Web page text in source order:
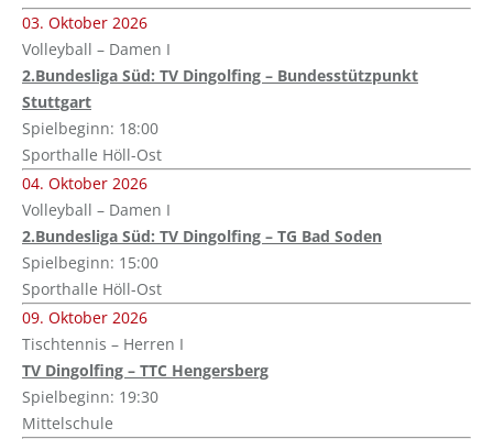
03. Oktober 2026
Volleyball – Damen I
2.Bundesliga Süd: TV Dingolfing – Bundesstützpunkt
Stuttgart
Spielbeginn: 18:00
Sporthalle Höll-Ost
04. Oktober 2026
Volleyball – Damen I
2.Bundesliga Süd: TV Dingolfing – TG Bad Soden
Spielbeginn: 15:00
Sporthalle Höll-Ost
09. Oktober 2026
Tischtennis – Herren I
TV Dingolfing – TTC Hengersberg
Spielbeginn: 19:30
Mittelschule